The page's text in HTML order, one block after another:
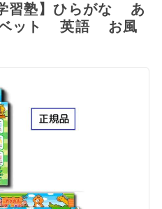
習塾】ひらがな あ
ット 英語 お風